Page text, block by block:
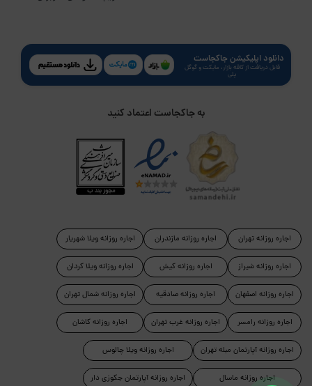
دانلود اپلیکیشن جاکجاست
قابل دریافت از کافه بازار، مایکت و گوگل
پلی
به جاکجاست اعتماد کنید
اجاره روزانه تهران
اجاره روزانه شیراز
اجاره روزانه اصفهان
اجاره روزانه رامسر
اجاره روزانه مازندران
اجاره روزانه کیش
اجاره روزانه صادقیه
اجاره روزانه غرب تهران
اجاره روزانه ویلا شهریار
اجاره روزانه ویلا کردان
اجاره روزانه شمال تهران
اجاره روزانه کاشان
اجاره روزانه آپارتمان مبله تهران
اجاره روزانه ماسال
اجاره روزانه ویلا چالوس
اجاره روزانه آپارتمان جکوزی دار